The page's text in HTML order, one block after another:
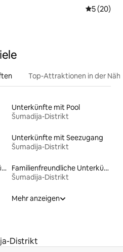
5 (20)
Top-Attraktionen in der
Unterkünfte mit Pool
Šumadija-Distrikt
Unterkünfte mit Seezugang
Šumadija-Distrikt
Haustierfreundliche Unterkünfte
Familienfreundliche Unterkünfte
Šumadija-Distrikt
Mehr anzeigen
Distrikt